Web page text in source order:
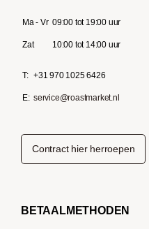
Ma - Vr 09:00 tot 19:00 uur
Zat 10:00 tot 14:00 uur
T: +31 970 1025 6426
E: service@roastmarket.nl
Contract hier herroepen
BETAALMETHODEN